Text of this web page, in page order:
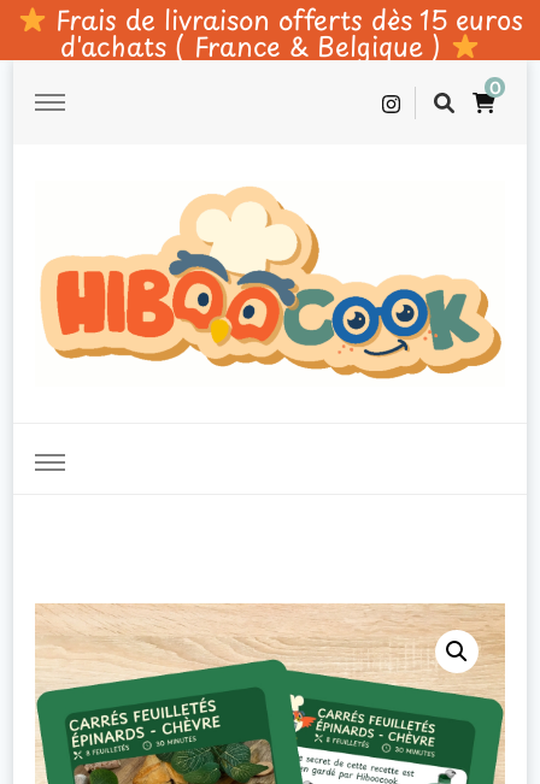
Frais de livraison offerts dès 15 euros
d'achats ( France & Belgique )
0